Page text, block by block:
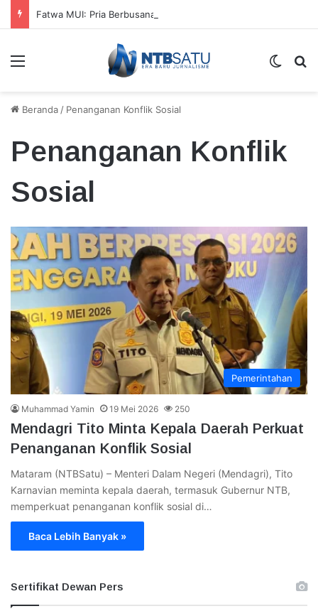
Menu
Beranda / Penanganan Konflik Sosial
Penanganan Konflik
Sosial
Pemerintahan
Muhammad Yamin 19 Mei 2026 250
Mendagri Tito Minta Kepala Daerah Perkuat
Penanganan Konflik Sosial
Mataram (NTBSatu) – Menteri Dalam Negeri (Mendagri), Tito
Karnavian meminta kepala daerah, termasuk Gubernur NTB,
memperkuat penanganan konflik sosial di…
Baca Lebih Banyak »
Sertifikat Dewan Pers